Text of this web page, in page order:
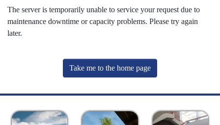
The server is temporarily unable to service your request due to
maintenance downtime or capacity problems. Please try again
later.
Take me to the home page